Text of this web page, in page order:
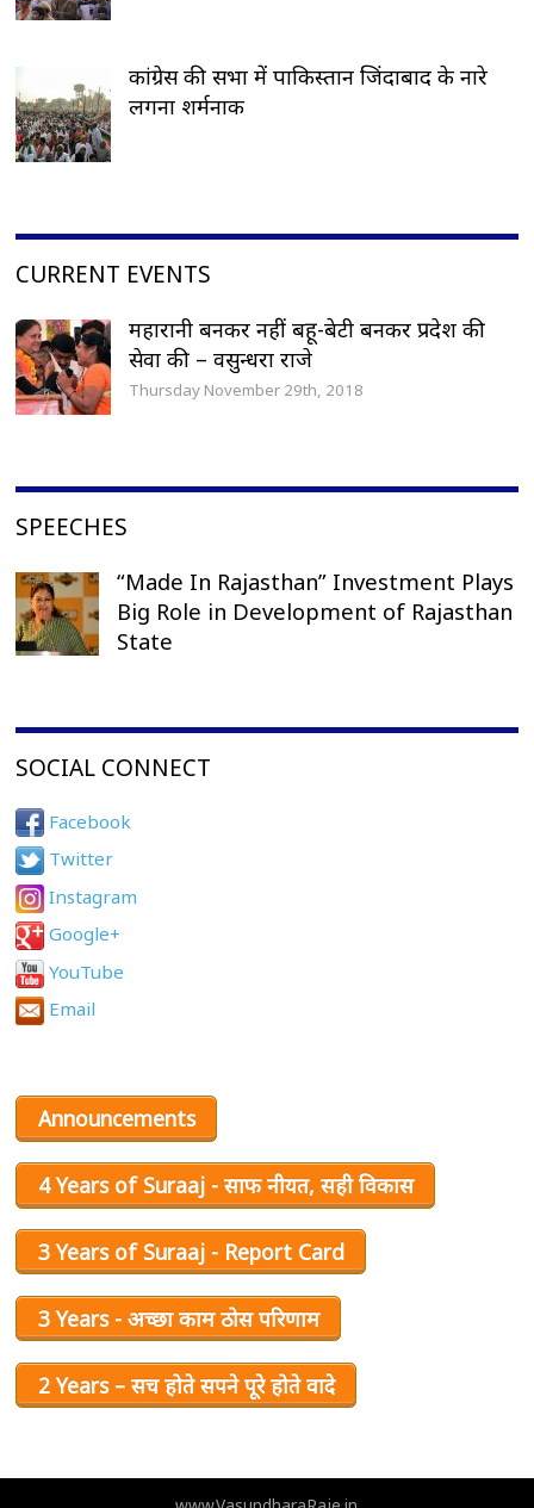
कांग्रेस की सभा में पाकिस्तान जिंदाबाद के नारे
लगना शर्मनाक
CURRENT EVENTS
महारानी बनकर नहीं बहू-बेटी बनकर प्रदेश की
सेवा की – वसुन्धरा राजे
Thursday November 29th, 2018
SPEECHES
“Made In Rajasthan” Investment Plays
Big Role in Development of Rajasthan
State
SOCIAL CONNECT
Facebook
Twitter
Instagram
Google+
YouTube
Email
Announcements
4 Years of Suraaj - साफ नीयत, सही विकास
3 Years of Suraaj - Report Card
3 Years - अच्छा काम ठोस परिणाम
2 Years – सच होते सपने पूरे होते वादे